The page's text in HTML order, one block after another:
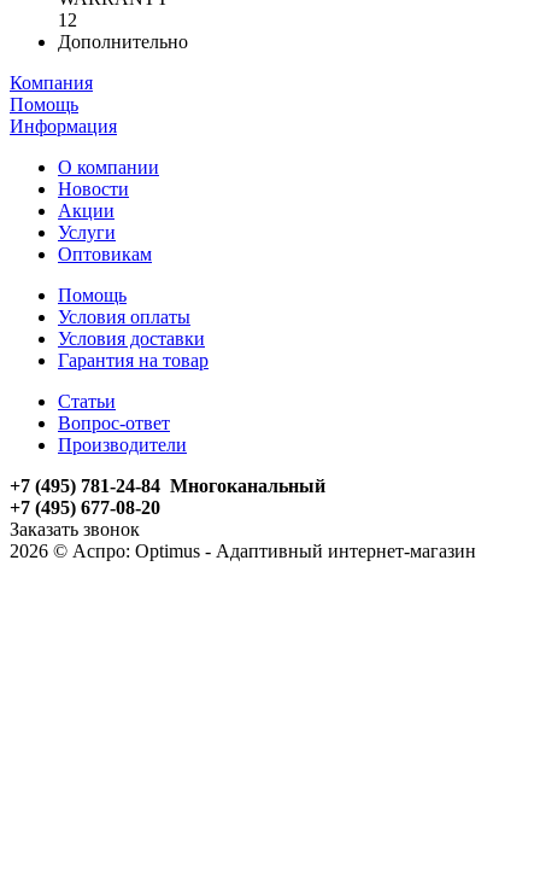
12
Дополнительно
Компания
Помощь
Информация
О компании
Новости
Акции
Услуги
Оптовикам
Помощь
Условия оплаты
Условия доставки
Гарантия на товар
Статьи
Вопрос-ответ
Производители
+7 (495) 781-24-84 Многоканальный
+7 (495) 677-08-20
Заказать звонок
2026 © Аспро: Optimus - Адаптивный интернет-магазин